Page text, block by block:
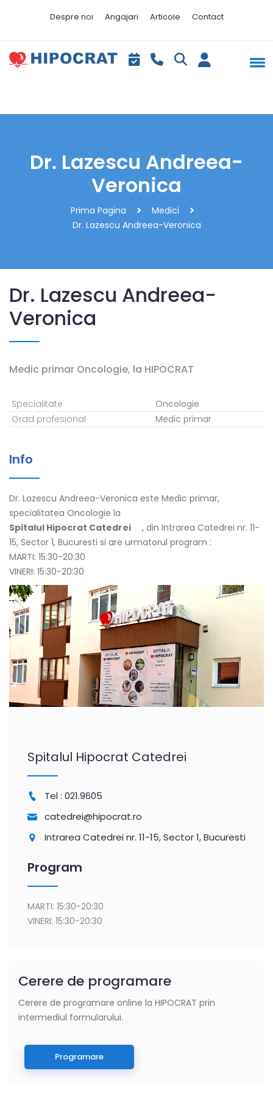
Despre noi Angajari Articole Contact
Dr. Lazescu Andreea-
Veronica
Prima Pagina
Medici
Dr. Lazescu Andreea-Veronica
Dr. Lazescu Andreea-
Veronica
Medic primar Oncologie, la HIPOCRAT
Specialitate
Oncologie
Grad profesional
Medic primar
Info
Dr. Lazescu Andreea-Veronica este Medic primar,
specialitatea Oncologie la
Spitalul Hipocrat Catedrei , din Intrarea Catedrei nr. 11-
15, Sector 1, Bucuresti si are urmatorul program :
MARTI: 15:30-20:30
VINERI: 15:30-20:30
Spitalul Hipocrat Catedrei
Tel : 021.9605
catedrei@hipocrat.ro
Intrarea Catedrei nr. 11-15, Sector 1, Bucuresti
Program
MARTI: 15:30-20:30
VINERI: 15:30-20:30
Cerere de programare
Cerere de programare online la HIPOCRAT prin
intermediul formularului.
Programare